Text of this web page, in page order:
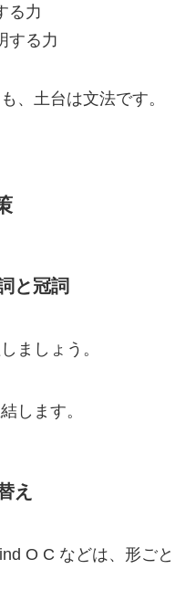
る力
する力
、土台は文法です。
と冠詞
ましょう。
します。
え
O C などは、形ごと